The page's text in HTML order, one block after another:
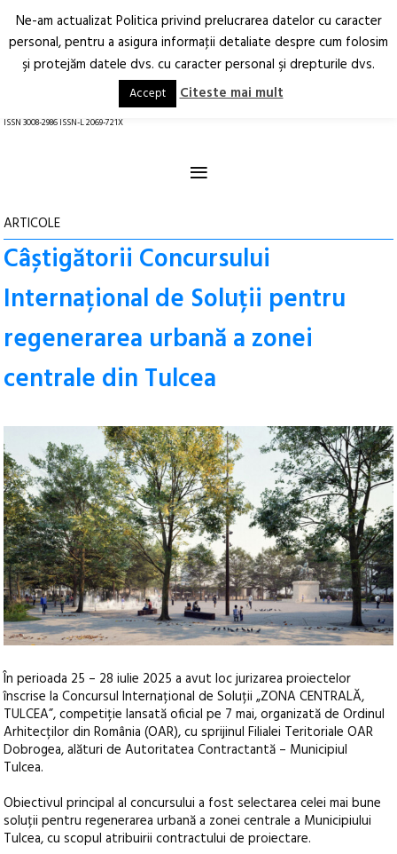
Arhitectură.
Oraș.
RO EN
ISSN 3008-2986 ISSN-L 2069-721X
≡
ARTICOLE
Câștigătorii Concursului
Internațional de Soluții pentru
regenerarea urbană a zonei
centrale din Tulcea
În perioada 25 – 28 iulie 2025 a avut loc jurizarea proiectelor
înscrise la Concursul Internațional de Soluții „ZONA CENTRALĂ,
TULCEA”, competiție lansată oficial pe 7 mai, organizată de Ordinul
Arhitecților din România (OAR), cu sprijinul Filialei Teritoriale OAR
Dobrogea, alături de Autoritatea Contractantă – Municipiul
Tulcea.
Obiectivul principal al concursului a fost selectarea celei mai bune
soluții pentru regenerarea urbană a zonei centrale a Municipiului
Tulcea, cu scopul atribuirii contractului de proiectare.
Ne-am actualizat Politica privind prelucrarea datelor cu caracter
personal, pentru a asigura informaţii detaliate despre cum folosim
şi protejăm datele dvs. cu caracter personal şi drepturile dvs.
Accept Citeste mai mult